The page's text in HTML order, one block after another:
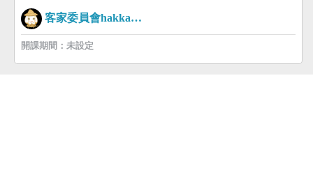
客家委員會hakkaman
開課期間：未設定